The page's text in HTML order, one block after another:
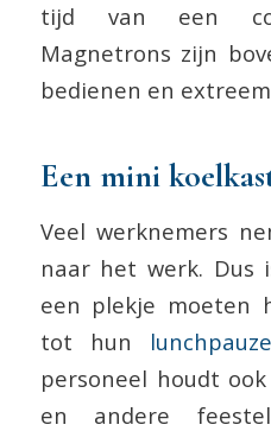
tijd van een
Magnetrons zijn
bedienen en
Een mini
Veel werknemers
naar het werk. Dus
een plekje moeten
tot hun lunchpauze
personeel houdt
en andere